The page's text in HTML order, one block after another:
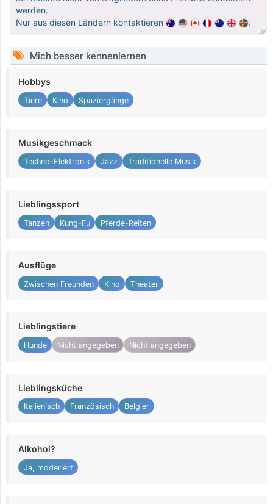
werden.
Nur aus diesen Ländern kontaktieren
.
Mich besser kennenlernen
Hobbys
Tiere Kino Spaziergänge
Musikgeschmack
Techno-Elektronik Jazz Traditionelle Musik
Lieblingssport
Tanzen Kung-Fu Pferde-Reiten
Ausflüge
Zwischen Freunden Kino Theater
Lieblingstiere
Hunde Nicht angegeben Nicht angegeben
Lieblingsküche
Italienisch Französisch Belgier
Alkohol?
Ja, moderiert